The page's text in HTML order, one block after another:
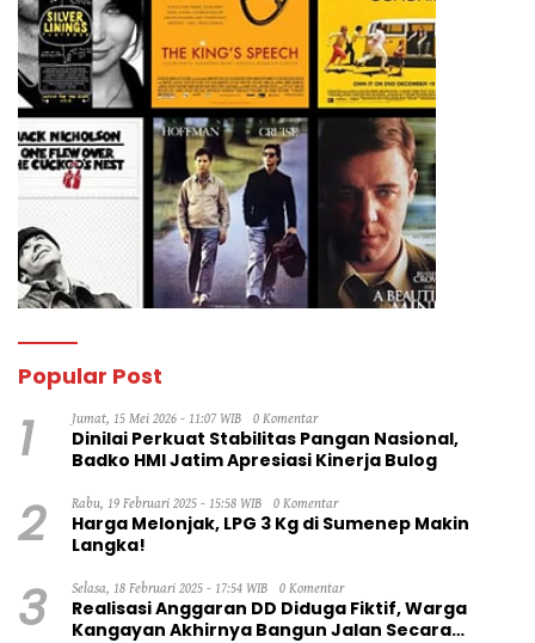
Popular Post
1 Jumat, 15 Mei 2026 - 11:07 WIB 0 Komentar
Dinilai Perkuat Stabilitas Pangan Nasional,
Badko HMI Jatim Apresiasi Kinerja Bulog
2 Rabu, 19 Februari 2025 - 15:58 WIB 0 Komentar
Harga Melonjak, LPG 3 Kg di Sumenep Makin
Langka!
3 Selasa, 18 Februari 2025 - 17:54 WIB 0 Komentar
Realisasi Anggaran DD Diduga Fiktif, Warga
Kangayan Akhirnya Bangun Jalan Secara